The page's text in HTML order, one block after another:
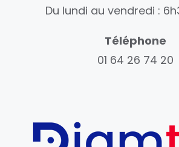
Du lundi au vendredi :
Téléphone
01 64 26 74 20